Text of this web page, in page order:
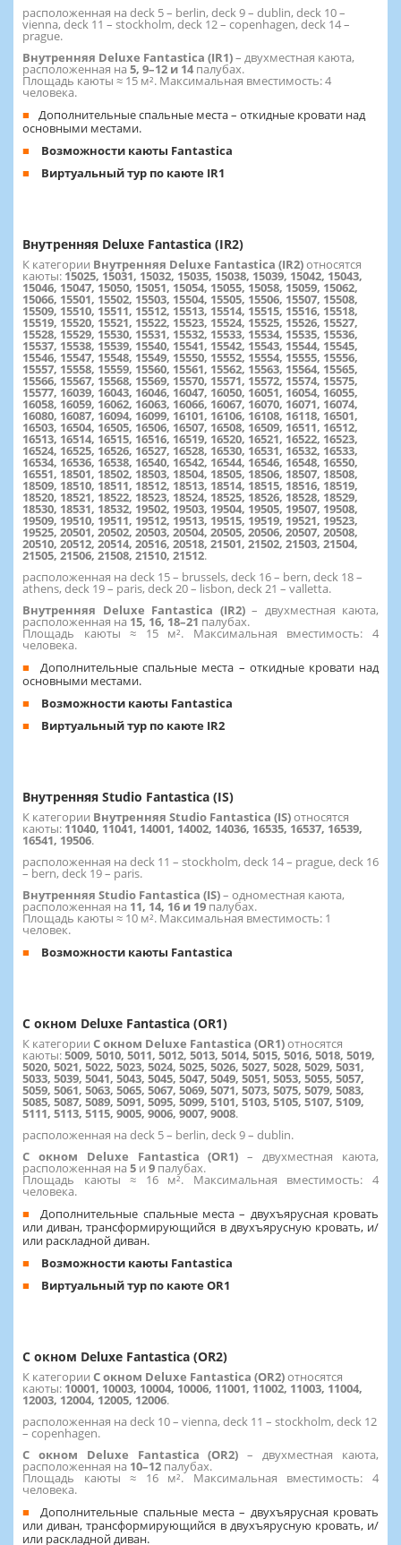
расположенная на deck 5 – berlin, deck 9 – dublin, deck 10 –
vienna, deck 11 – stockholm, deck 12 – copenhagen, deck 14 –
prague.
Внутренняя Deluxe Fantastica (IR1)– двухместная каюта,
расположенная на 5, 9–12 и 14палубах.
Площадь каюты ≈ 15 м². Максимальная вместимость: 4
человека.
Дополнительные спальные места – откидные кровати над
основными местами.
Возможности каюты Fantastica
Виртуальный тур по каюте IR1
Внутренняя Deluxe Fantastica (IR2)
К категории Внутренняя Deluxe Fantastica (IR2)относятся
каюты: 15025, 15031, 15032, 15035, 15038, 15039, 15042, 15043,
15046, 15047, 15050, 15051, 15054, 15055, 15058, 15059, 15062,
15066, 15501, 15502, 15503, 15504, 15505, 15506, 15507, 15508,
15509, 15510, 15511, 15512, 15513, 15514, 15515, 15516, 15518,
15519, 15520, 15521, 15522, 15523, 15524, 15525, 15526, 15527,
15528, 15529, 15530, 15531, 15532, 15533, 15534, 15535, 15536,
15537, 15538, 15539, 15540, 15541, 15542, 15543, 15544, 15545,
15546, 15547, 15548, 15549, 15550, 15552, 15554, 15555, 15556,
15557, 15558, 15559, 15560, 15561, 15562, 15563, 15564, 15565,
15566, 15567, 15568, 15569, 15570, 15571, 15572, 15574, 15575,
15577, 16039, 16043, 16046, 16047, 16050, 16051, 16054, 16055,
16058, 16059, 16062, 16063, 16066, 16067, 16070, 16071, 16074,
16080, 16087, 16094, 16099, 16101, 16106, 16108, 16118, 16501,
16503, 16504, 16505, 16506, 16507, 16508, 16509, 16511, 16512,
16513, 16514, 16515, 16516, 16519, 16520, 16521, 16522, 16523,
16524, 16525, 16526, 16527, 16528, 16530, 16531, 16532, 16533,
16534, 16536, 16538, 16540, 16542, 16544, 16546, 16548, 16550,
16551, 18501, 18502, 18503, 18504, 18505, 18506, 18507, 18508,
18509, 18510, 18511, 18512, 18513, 18514, 18515, 18516, 18519,
18520, 18521, 18522, 18523, 18524, 18525, 18526, 18528, 18529,
18530, 18531, 18532, 19502, 19503, 19504, 19505, 19507, 19508,
19509, 19510, 19511, 19512, 19513, 19515, 19519, 19521, 19523,
19525, 20501, 20502, 20503, 20504, 20505, 20506, 20507, 20508,
20510, 20512, 20514, 20516, 20518, 21501, 21502, 21503, 21504,
21505, 21506, 21508, 21510, 21512.
расположенная на deck 15 – brussels, deck 16 – bern, deck 18 –
athens, deck 19 – paris, deck 20 – lisbon, deck 21 – valletta.
Внутренняя Deluxe Fantastica (IR2) – двухместная каюта,
расположенная на 15, 16, 18–21 палубах.
Площадь каюты ≈ 15 м². Максимальная вместимость: 4
человека.
Дополнительные спальные места – откидные кровати над
основными местами.
Возможности каюты Fantastica
Виртуальный тур по каюте IR2
Внутренняя Studio Fantastica (IS)
К категории Внутренняя Studio Fantastica (IS)относятся
каюты: 11040, 11041, 14001, 14002, 14036, 16535, 16537, 16539,
16541, 19506.
расположенная на deck 11 – stockholm, deck 14 – prague, deck 16
– bern, deck 19 – paris.
Внутренняя Studio Fantastica (IS)– одноместная каюта,
расположенная на 11, 14, 16 и 19палубах.
Площадь каюты ≈ 10 м². Максимальная вместимость: 1
человек.
Возможности каюты Fantastica
С окном Deluxe Fantastica (OR1)
К категории С окном Deluxe Fantastica (OR1)относятся
каюты:5009, 5010, 5011, 5012, 5013, 5014, 5015, 5016, 5018, 5019,
5020, 5021, 5022, 5023, 5024, 5025, 5026, 5027, 5028, 5029, 5031,
5033, 5039, 5041, 5043, 5045, 5047, 5049, 5051, 5053, 5055, 5057,
5059, 5061, 5063, 5065, 5067, 5069, 5071, 5073, 5075, 5079, 5083,
5085, 5087, 5089, 5091, 5095, 5099, 5101, 5103, 5105, 5107, 5109,
5111, 5113, 5115, 9005, 9006, 9007, 9008.
расположенная на deck 5 – berlin, deck 9 – dublin.
С окном Deluxe Fantastica (OR1)– двухместная каюта,
расположенная на 5 и 9 палубах.
Площадь каюты ≈ 16 м². Максимальная вместимость: 4
человека.
Дополнительные спальные места – двухъярусная кровать
или диван, трансформирующийся в двухъярусную кровать, и/
или раскладной диван.
Возможности каюты Fantastica
Виртуальный тур по каюте OR1
С окном Deluxe Fantastica (OR2)
К категории С окном Deluxe Fantastica (OR2)относятся
каюты: 10001, 10003, 10004, 10006, 11001, 11002, 11003, 11004,
12003, 12004, 12005, 12006.
расположенная на deck 10 – vienna, deck 11 – stockholm, deck 12
– copenhagen.
С окном Deluxe Fantastica (OR2)– двухместная каюта,
расположенная на 10–12 палубах.
Площадь каюты ≈ 16 м². Максимальная вместимость: 4
человека.
Дополнительные спальные места – двухъярусная кровать
или диван, трансформирующийся в двухъярусную кровать, и/
или раскладной диван.